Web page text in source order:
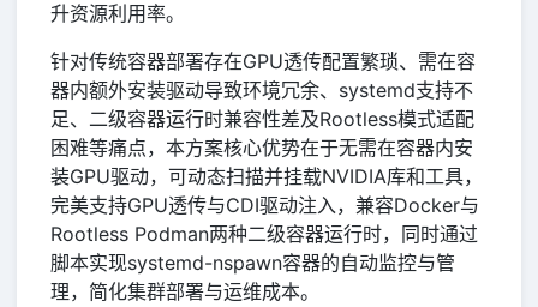
升资源利用率。
针对传统容器部署存在GPU透传配置繁琐、需在容
器内额外安装驱动导致环境冗余、systemd支持不
足、二级容器运行时兼容性差及Rootless模式适配
困难等痛点，本方案核心优势在于无需在容器内安
装GPU驱动，可动态扫描并挂载NVIDIA库和工具，
完美支持GPU透传与CDI驱动注入，兼容Docker与
Rootless Podman两种二级容器运行时，同时通过
脚本实现systemd-nspawn容器的自动监控与管
理，简化集群部署与运维成本。